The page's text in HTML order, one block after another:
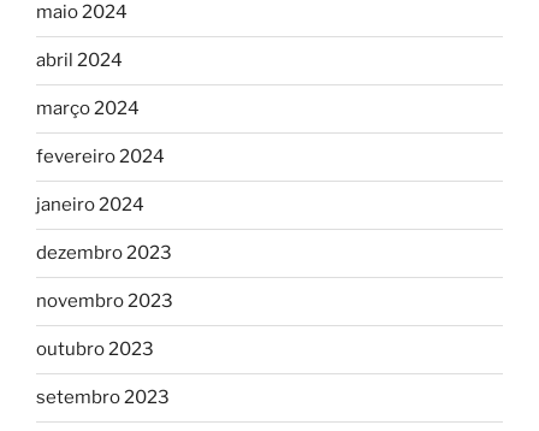
maio 2024
abril 2024
março 2024
fevereiro 2024
janeiro 2024
dezembro 2023
novembro 2023
outubro 2023
setembro 2023